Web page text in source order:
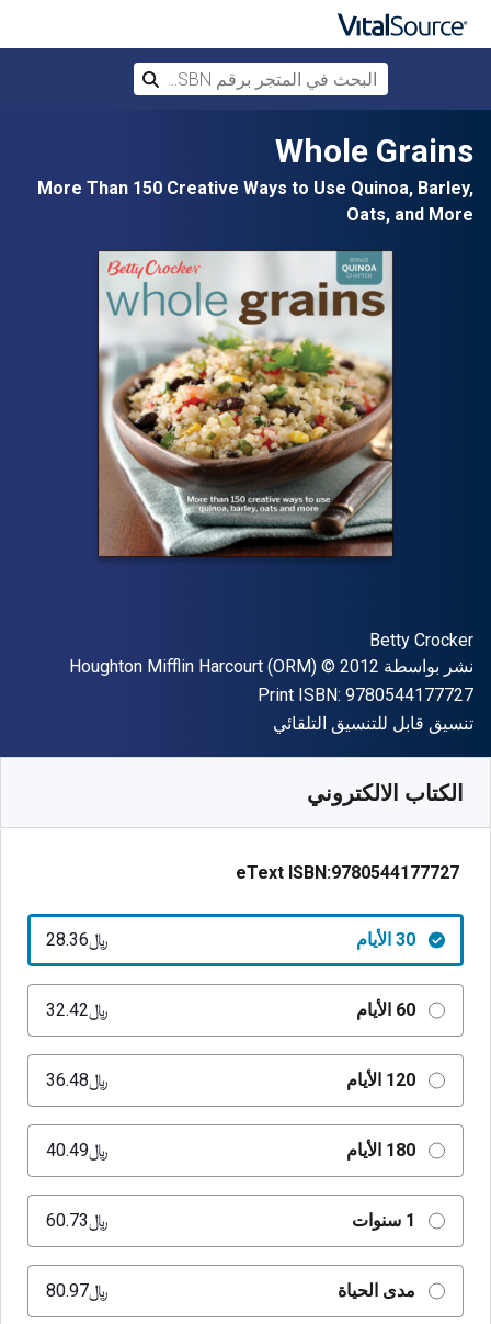
Whole Grains
More Than 150 Creative Ways to Use Quinoa, Barley,
Oats, and More
المؤلف (المؤلفون)
Betty Crocker
الناشر
نشر بواسطة Houghton Mifflin Harcourt (ORM)
حقوق الطبع والنشر © 2012
Print ISBN: 9780544177727
شكل
تنسيق قابل للتنسيق التلقائي
الكتاب الالكتروني
eText ISBN:9780544177727
30 الأيام ﷼‎28.36
60 الأيام ﷼‎32.42
120 الأيام ﷼‎36.48
180 الأيام ﷼‎40.49
1 سنوات ﷼‎60.73
مدى الحياة ﷼‎80.97